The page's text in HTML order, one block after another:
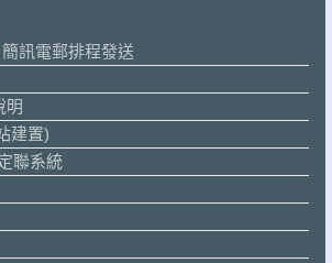
訊電郵排程發送
明
建置)
聯系統